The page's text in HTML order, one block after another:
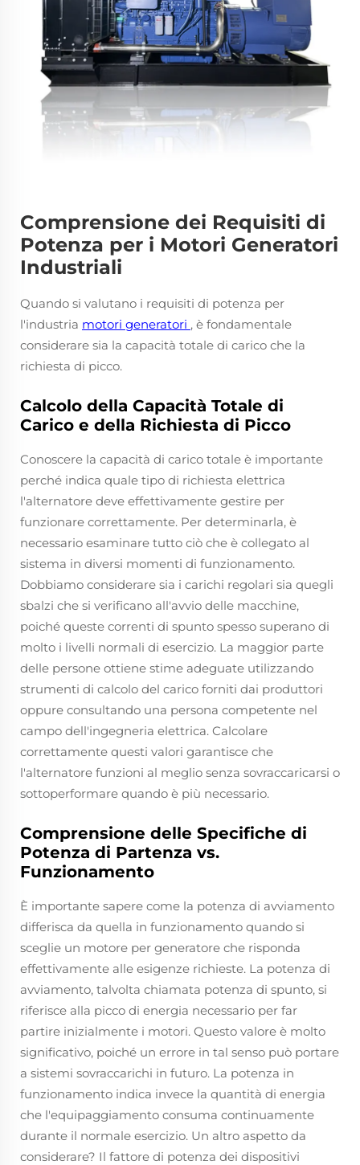
Comprensione dei Requisiti di
Potenza per i Motori Generatori
Industriali
Quando si valutano i requisiti di potenza per
l'industria motori generatori , è fondamentale
considerare sia la capacità totale di carico che la
richiesta di picco.
Calcolo della Capacità Totale di
Carico e della Richiesta di Picco
Conoscere la capacità di carico totale è importante
perché indica quale tipo di richiesta elettrica
l'alternatore deve effettivamente gestire per
funzionare correttamente. Per determinarla, è
necessario esaminare tutto ciò che è collegato al
sistema in diversi momenti di funzionamento.
Dobbiamo considerare sia i carichi regolari sia quegli
sbalzi che si verificano all'avvio delle macchine,
poiché queste correnti di spunto spesso superano di
molto i livelli normali di esercizio. La maggior parte
delle persone ottiene stime adeguate utilizzando
strumenti di calcolo del carico forniti dai produttori
oppure consultando una persona competente nel
campo dell'ingegneria elettrica. Calcolare
correttamente questi valori garantisce che
l'alternatore funzioni al meglio senza sovraccaricarsi o
sottoperformare quando è più necessario.
Comprensione delle Specifiche di
Potenza di Partenza vs.
Funzionamento
È importante sapere come la potenza di avviamento
differisca da quella in funzionamento quando si
sceglie un motore per generatore che risponda
effettivamente alle esigenze richieste. La potenza di
avviamento, talvolta chiamata potenza di spunto, si
riferisce alla picco di energia necessario per far
partire inizialmente i motori. Questo valore è molto
significativo, poiché un errore in tal senso può portare
a sistemi sovraccarichi in futuro. La potenza in
funzionamento indica invece la quantità di energia
che l'equipaggiamento consuma continuamente
durante il normale esercizio. Un altro aspetto da
considerare? Il fattore di potenza dei dispositivi